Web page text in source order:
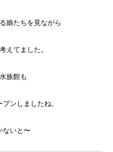
娘たちを見ながら
えてました。
族館も
ンしましたね。
ないと〜